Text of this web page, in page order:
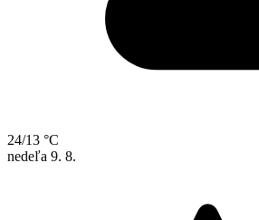
24/13 °C
nedeľa 9. 8.